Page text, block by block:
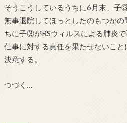
そうこうしているうちに6月末、子
無事退院してほっとしたのもつかの
ちに子③がRSウィルスによる肺炎で
仕事に対する責任を果たせないこ
決意する。
つづく…